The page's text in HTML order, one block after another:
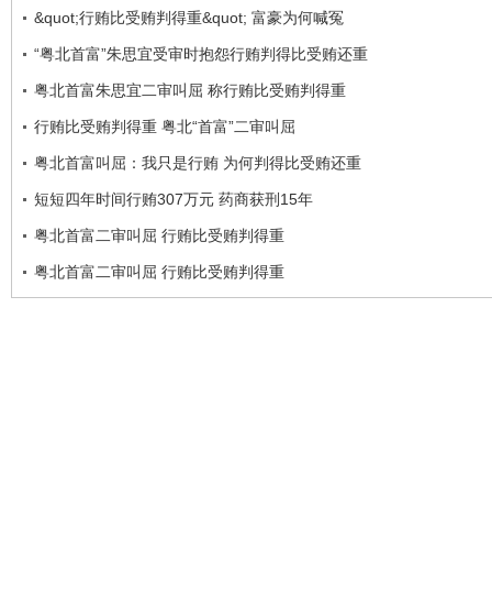
&quot;行贿比受贿判得重&quot; 富豪为何喊冤
“粤北首富”朱思宜受审时抱怨行贿判得比受贿还重
粤北首富朱思宜二审叫屈 称行贿比受贿判得重
行贿比受贿判得重 粤北“首富”二审叫屈
粤北首富叫屈：我只是行贿 为何判得比受贿还重
短短四年时间行贿307万元 药商获刑15年
粤北首富二审叫屈 行贿比受贿判得重
粤北首富二审叫屈 行贿比受贿判得重